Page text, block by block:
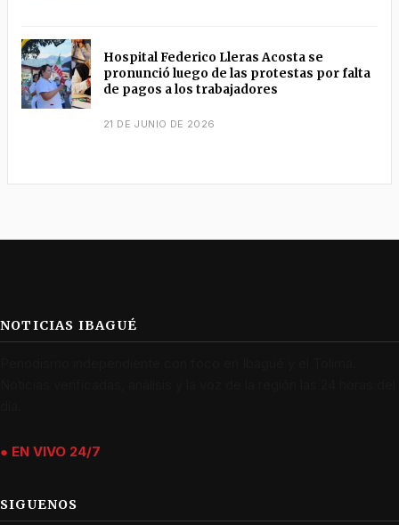
Hospital Federico Lleras Acosta se
pronunció luego de las protestas por falta
de pagos a los trabajadores
21 DE JUNIO DE 2026
NOTICIAS IBAGUÉ
● EN VIVO 24/7
SIGUENOS